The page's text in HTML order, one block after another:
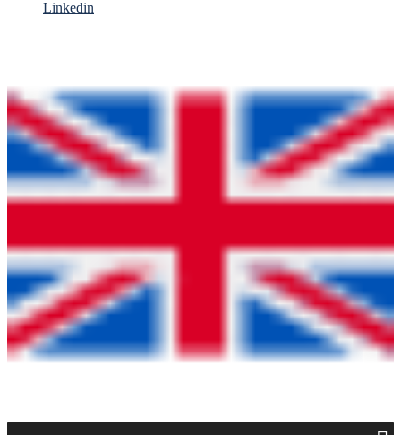
Linkedin